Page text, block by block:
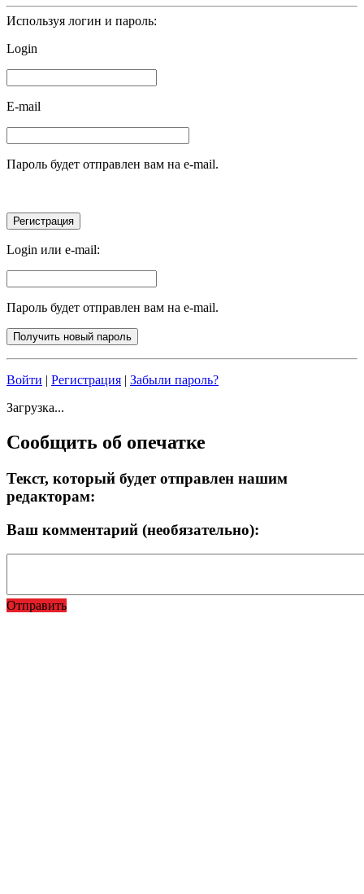
Используя логин и пароль:
Login
E-mail
Пароль будет отправлен вам на e-mail.
Login или e-mail:
Пароль будет отправлен вам на e-mail.
Войти | Регистрация | Забыли пароль?
Загрузка...
Сообщить об опечатке
Текст, который будет отправлен нашим
редакторам:
Ваш комментарий (необязательно):
Отправить